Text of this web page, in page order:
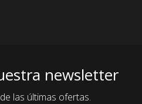
newsletter
las últimas ofertas.